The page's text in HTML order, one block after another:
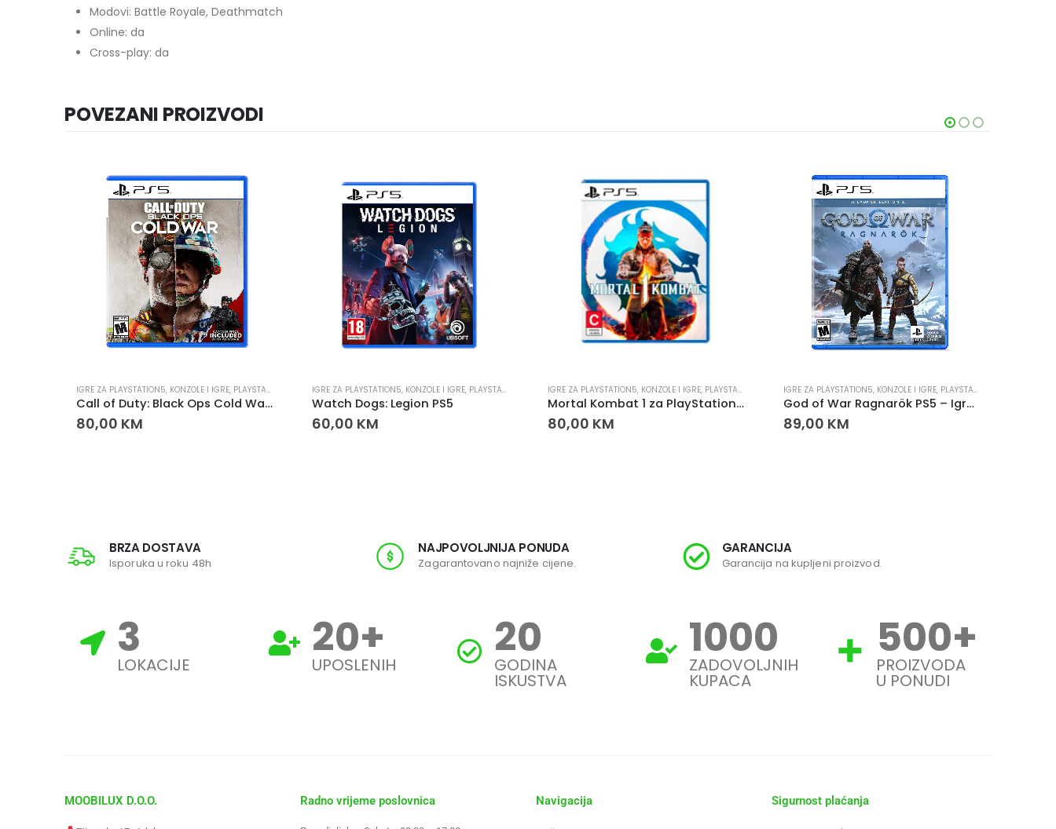
Modovi: Battle Royale, Deathmatch
Online: da
Cross-play: da
POVEZANI PROIZVODI
IGRE ZA PLAYSTATION5, KONZOLE I IGRE, PLAYSTATION
Call of Duty: Black Ops Cold War PS5 – Igra za PlayStation 5
80,00 KM
IGRE ZA PLAYSTATION5, KONZOLE I IGRE, PLAYSTATION
Watch Dogs: Legion PS5
60,00 KM
IGRE ZA PLAYSTATION5, KONZOLE I IGRE, PLAYSTATION
Mortal Kombat 1 za PlayStation 5 (PS5)
80,00 KM
IGRE ZA PLAYSTATION5, KONZOLE I IGRE, PLAYSTATION
God of War Ragnarök PS5 – Igra za PlayStation 5
89,00 KM
BRZA DOSTAVA
Isporuka u roku 48h
NAJPOVOLJNIJA PONUDA
Zagarantovano najniže cijene.
GARANCIJA
Garancija na kupljeni proizvod.
3
LOKACIJE 20+
UPOSLENIH 20
GODINA
ISKUSTVA
1000
ZADOVOLJNIH
KUPACA
500+
PROIZVODA
U PONUDI
MOOBILUX D.O.O. Radno vrijeme poslovnica Navigacija Sigurnost plaćanja